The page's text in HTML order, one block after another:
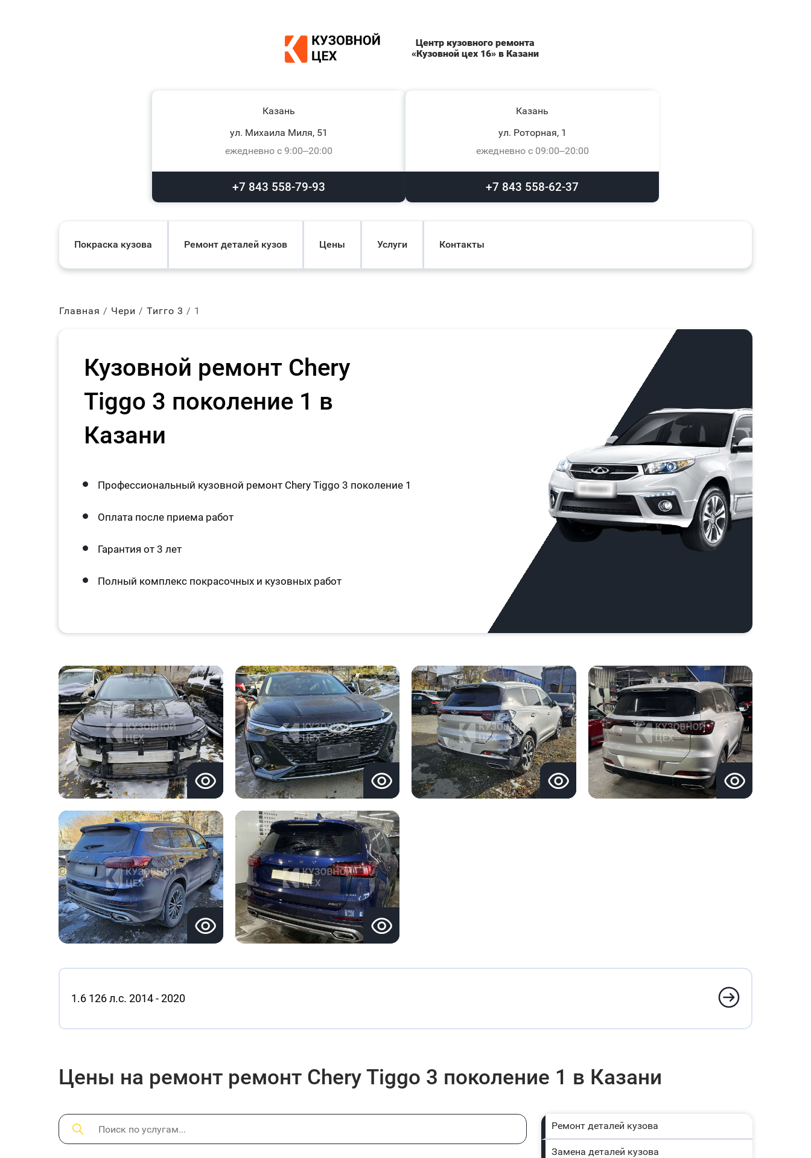
Центр кузовного ремонта
«Кузовной цех 16» в Казани
Казань
ул. Михаила Миля, 51
ежедневно с 9:00–20:00
+7 843 558-79-93
Казань
ул. Роторная, 1
ежедневно с 09:00–20:00
+7 843 558-62-37
Покраска кузова Ремонт деталей кузов Цены Услуги Контакты
Главная Чери Тигго 3 1
Кузовной ремонт Chery
Tiggo 3 поколение 1 в
Казани
Профессиональный кузовной ремонт Chery Tiggo 3 поколение 1
Оплата после приема работ
Гарантия от 3 лет
Полный комплекс покрасочных и кузовных работ
1.6 126 л.с. 2014 - 2020
Цены на ремонт ремонт Chery Tiggo 3 поколение 1 в Казани
Ремонт деталей кузова
Замена деталей кузова